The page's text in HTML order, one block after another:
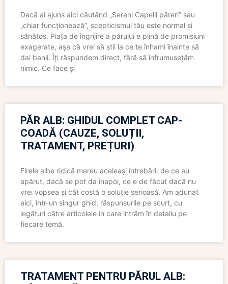
Dacă ai ajuns aici căutând „Sereni Capelli păreri” sau
„chiar funcționează”, scepticismul tău este normal și
sănătos. Piața de îngrijire a părului e plină de promisiuni
exagerate, așa că vrei să știi la ce te înhami înainte să
dai banii. Îți răspundem direct, fără să înfrumusețăm
nimic. Ce face și
PĂR ALB: GHIDUL COMPLET CAP-
COADĂ (CAUZE, SOLUȚII,
TRATAMENT, PREȚURI)
Firele albe ridică mereu aceleași întrebări: de ce au
apărut, dacă se pot da înapoi, ce e de făcut dacă nu
vrei vopsea și cât costă o soluție serioasă. Am adunat
aici, într-un singur ghid, răspunsurile pe scurt, cu
legături către articolele în care intrăm în detaliu pe
fiecare temă.
TRATAMENT PENTRU PĂRUL ALB: